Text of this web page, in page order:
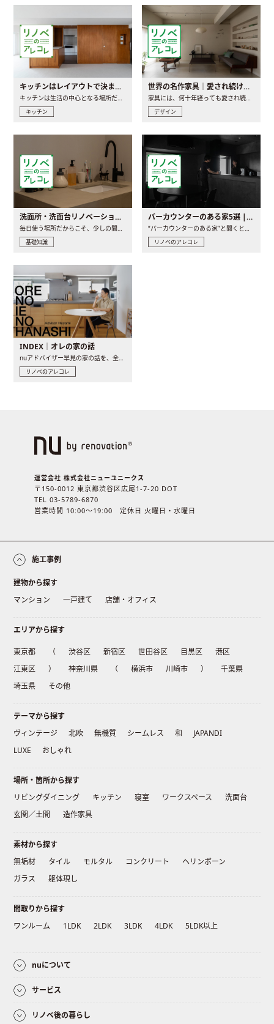
キッチンはレイアウトで決まる。後悔しないための考え方と選び方
キッチンは生活の中心となる場所だからこそ、家の中のどこに置..
キッチン
世界の名作家具｜愛され続ける理由と一生モノとの出会い方
家具には、何十年経っても愛され続ける「名作」と呼ばれるもの..
デザイン
洗面所・洗面台リノベーションの事例と間取りアイデア
毎日使う場所だからこそ、少しの間取りの工夫や素材の選び方で..
基礎知識
バーカウンターのある家5選 | 日常に馴染む“距離の近い”キッチンとは
“バーカウンターのある家”と聞くと、少し特別な、大人のための..
リノベのアレコレ
INDEX｜オレの家の話
nuアドバイザー早見の家の話を、全4話でお届け。リノベーションを..
リノベのアレコレ
運営会社 株式会社ニューユニークス
〒150-0012 東京都渋谷区広尾1-7-20 DOT
TEL 03-5789-6870
営業時間 10:00〜19:00 定休日 火曜日・水曜日
施工事例
建物から探す
マンション
一戸建て 店舗・オフィス
エリアから探す
東京都 （ 渋谷区 新宿区 世田谷区 目黒区
港区
江東区
） 神奈川県 （ 横浜市 川崎市 ）
千葉県
埼玉県
その他
テーマから探す
ヴィンテージ
北欧 無機質 シームレス 和
JAPANDI
LUXE
おしゃれ
場所・箇所から探す
リビングダイニング
キッチン 寝室 ワークスペース
洗面台
玄関／土間
造作家具
素材から探す
無垢材
タイル モルタル コンクリート
ヘリンボーン
ガラス
躯体現し
間取りから探す
ワンルーム
1LDK 2LDK 3LDK 4LDK 5LDK以上
nuについて
サービス
リノベ後の暮らし